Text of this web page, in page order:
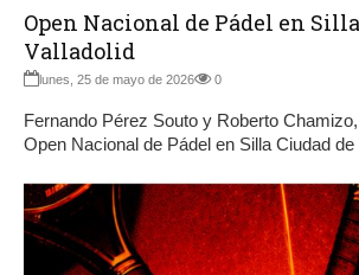
Open Nacional de Pádel en
Valladolid
lunes, 25 de mayo de 2026 0
Fernando Pérez Souto y Roberto
Open Nacional de Pádel en Silla Ciudad de